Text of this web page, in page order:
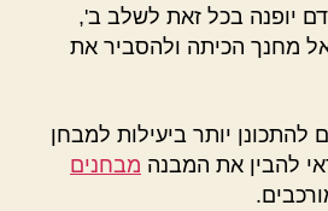
יופנה בכל זאת לשלב ב',
מחנך הכיתה ולהסביר את
להתכונן יותר ביעילות למבחן
להבין את המבנה מבחנים